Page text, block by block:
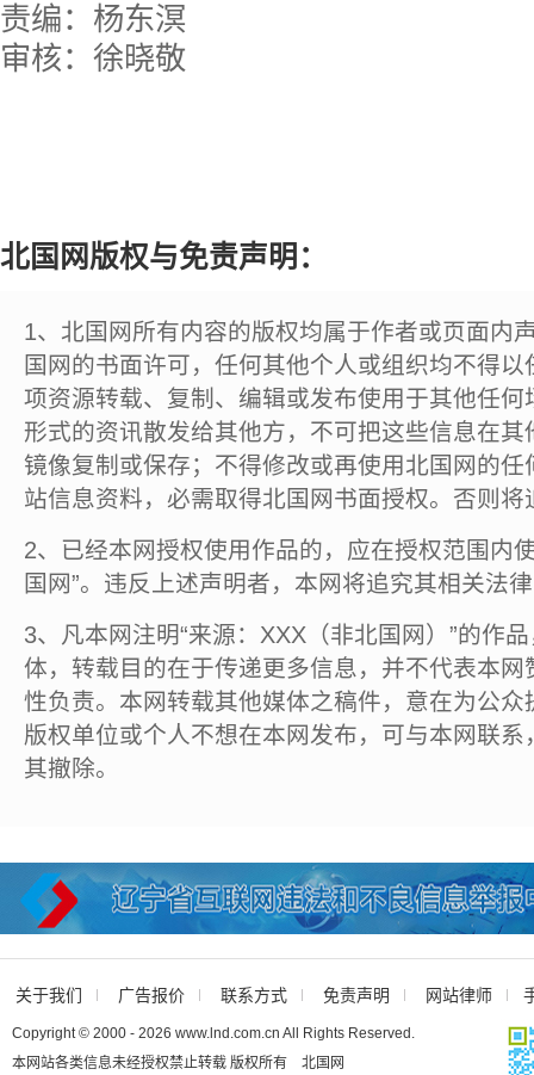
责编：杨东溟
审核：徐晓敬
北国网版权与免责声明：
1、北国网所有内容的版权均属于作者或页面内
国网的书面许可，任何其他个人或组织均不得
项资源转载、复制、编辑或发布使用于其他任
形式的资讯散发给其他方，不可把这些信息在
镜像复制或保存；不得修改或再使用北国网的
站信息资料，必需取得北国网书面授权。否则将
2、已经本网授权使用作品的，应在授权范围内
国网”。违反上述声明者，本网将追究其相关法
3、凡本网注明“来源：XXX（非北国网）”的作
体，转载目的在于传递更多信息，并不代表本
性负责。本网转载其他媒体之稿件，意在为公
版权单位或个人不想在本网发布，可与本网联
其撤除。
关于我们 广告报价 联系方式 免责声明 网站律师
Copyright © 2000 - 2026 www.lnd.com.cn All Rights Reserved.
本网站各类信息未经授权禁止转载 版权所有 北国网